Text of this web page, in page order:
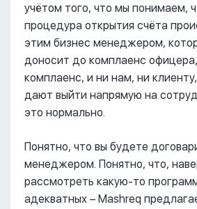
учётом того, что мы понимаем,
процедура открытия счёта
этим бизнес менеджером,
доносит до комплаенс
комплаенс, и ни нам, ни
дают выйти напрямую на
это нормально.
Понятно, что вы будете
менеджером. Понятно, что,
рассмотреть какую-то
адекватных – Mashreq